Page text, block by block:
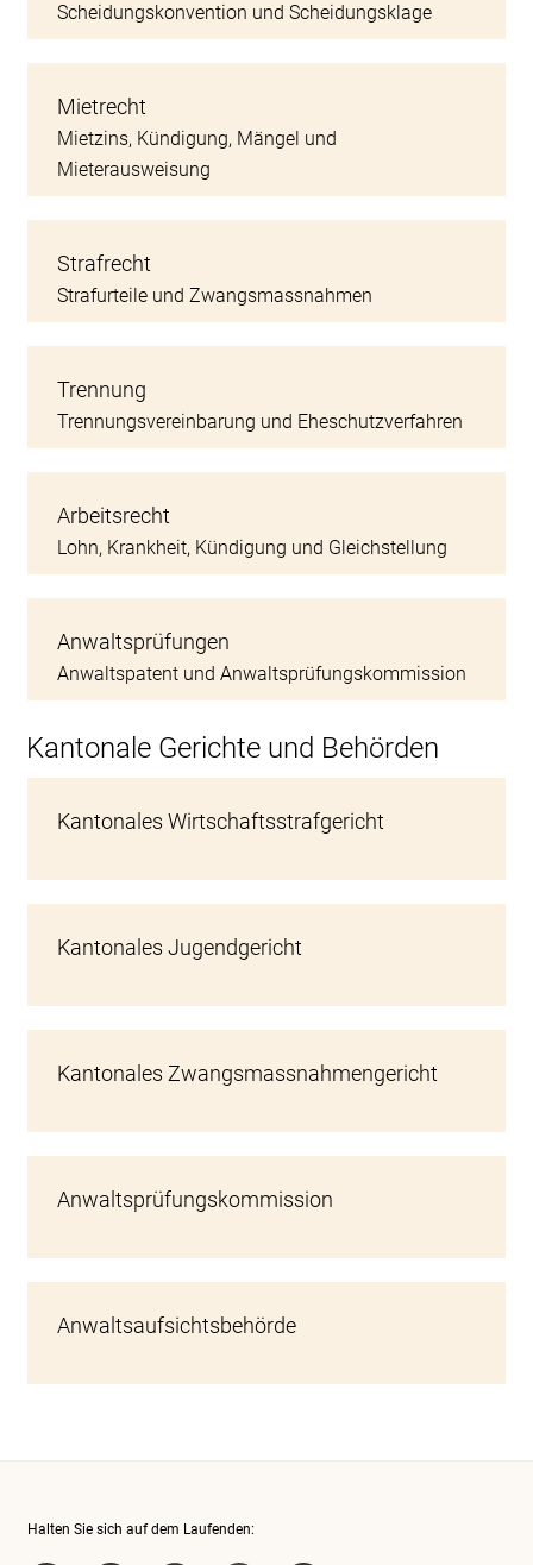
Scheidungskonvention und Scheidungsklage
Mietrecht
Mietzins, Kündigung, Mängel und
Mieterausweisung
Strafrecht
Strafurteile und Zwangsmassnahmen
Trennung
Trennungsvereinbarung und Eheschutzverfahren
Arbeitsrecht
Lohn, Krankheit, Kündigung und Gleichstellung
Anwaltsprüfungen
Anwaltspatent und Anwaltsprüfungskommission
Kantonale Gerichte und Behörden
Kantonales Wirtschaftsstrafgericht
Kantonales Jugendgericht
Kantonales Zwangsmassnahmengericht
Anwaltsprüfungskommission
Anwaltsaufsichtsbehörde
Halten Sie sich auf dem Laufenden: